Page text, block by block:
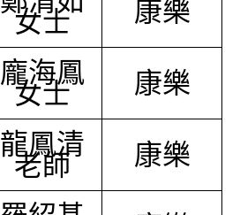
女士 康樂
龐海鳳
女士 康樂
龍鳳清
老師 康樂